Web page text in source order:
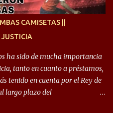
El grupo está encontrando la
CAMISETAS ||
JUSTICIA
ha sido de mucha importancia
tanto en cuanto a préstamos,
tenido en cuenta por el Rey de
largo plazo del